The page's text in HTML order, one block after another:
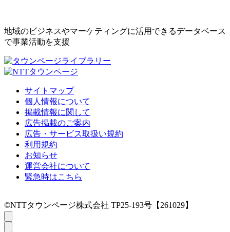
地域のビジネスやマーケティングに活用できるデータベース
で事業活動を支援
サイトマップ
個人情報について
掲載情報に関して
広告掲載のご案内
広告・サービス取扱い規約
利用規約
お知らせ
運営会社について
緊急時はこちら
©NTTタウンページ株式会社 TP25-193号【261029】